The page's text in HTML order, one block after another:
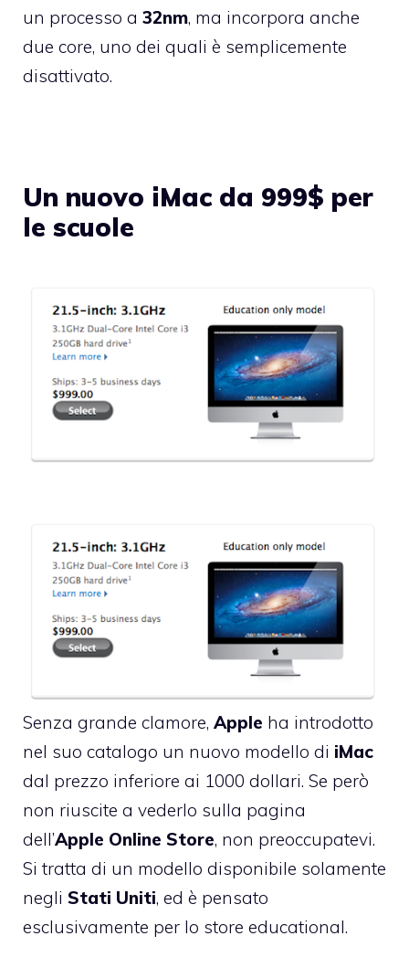
un processo a 32nm, ma incorpora anche
due core, uno dei quali è semplicemente
disattivato.
Un nuovo iMac da 999$ per
le scuole
Senza grande clamore, Apple ha introdotto
nel suo catalogo un nuovo modello di iMac
dal prezzo inferiore ai 1000 dollari. Se però
non riuscite a vederlo sulla pagina
dell’Apple Online Store, non preoccupatevi.
Si tratta di un modello disponibile solamente
negli Stati Uniti, ed è pensato
esclusivamente per lo store educational.